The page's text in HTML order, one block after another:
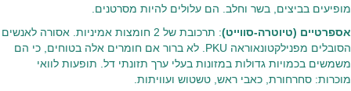
מופיעים בביצים, בשר וחלב. הם עלולים להיות מסרטנים.
אספרטיים (טיוטרה-סווייט)
: תרכובת של 2 חומצות אמיניות. אסורה לאנשים
הסובלים מפנילקטונאוראה PKU. לא ברור אם חומרים אלה בטוחים, כי הם
משמשים בכמויות גדולות במזונות בעלי ערך תזונתי דל. תופעות לוואי
מוכרות: סחרחורת, כאבי ראש, טשטוש ועוויתות.